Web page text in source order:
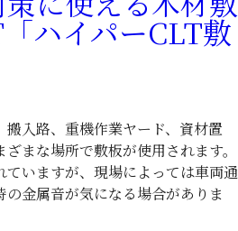
ハイパーCLT敷
入路、重機作業ヤード、資材置
まな場所で敷板が使用されます。
いますが、現場によっては車両通
金属音が気になる場合がありま